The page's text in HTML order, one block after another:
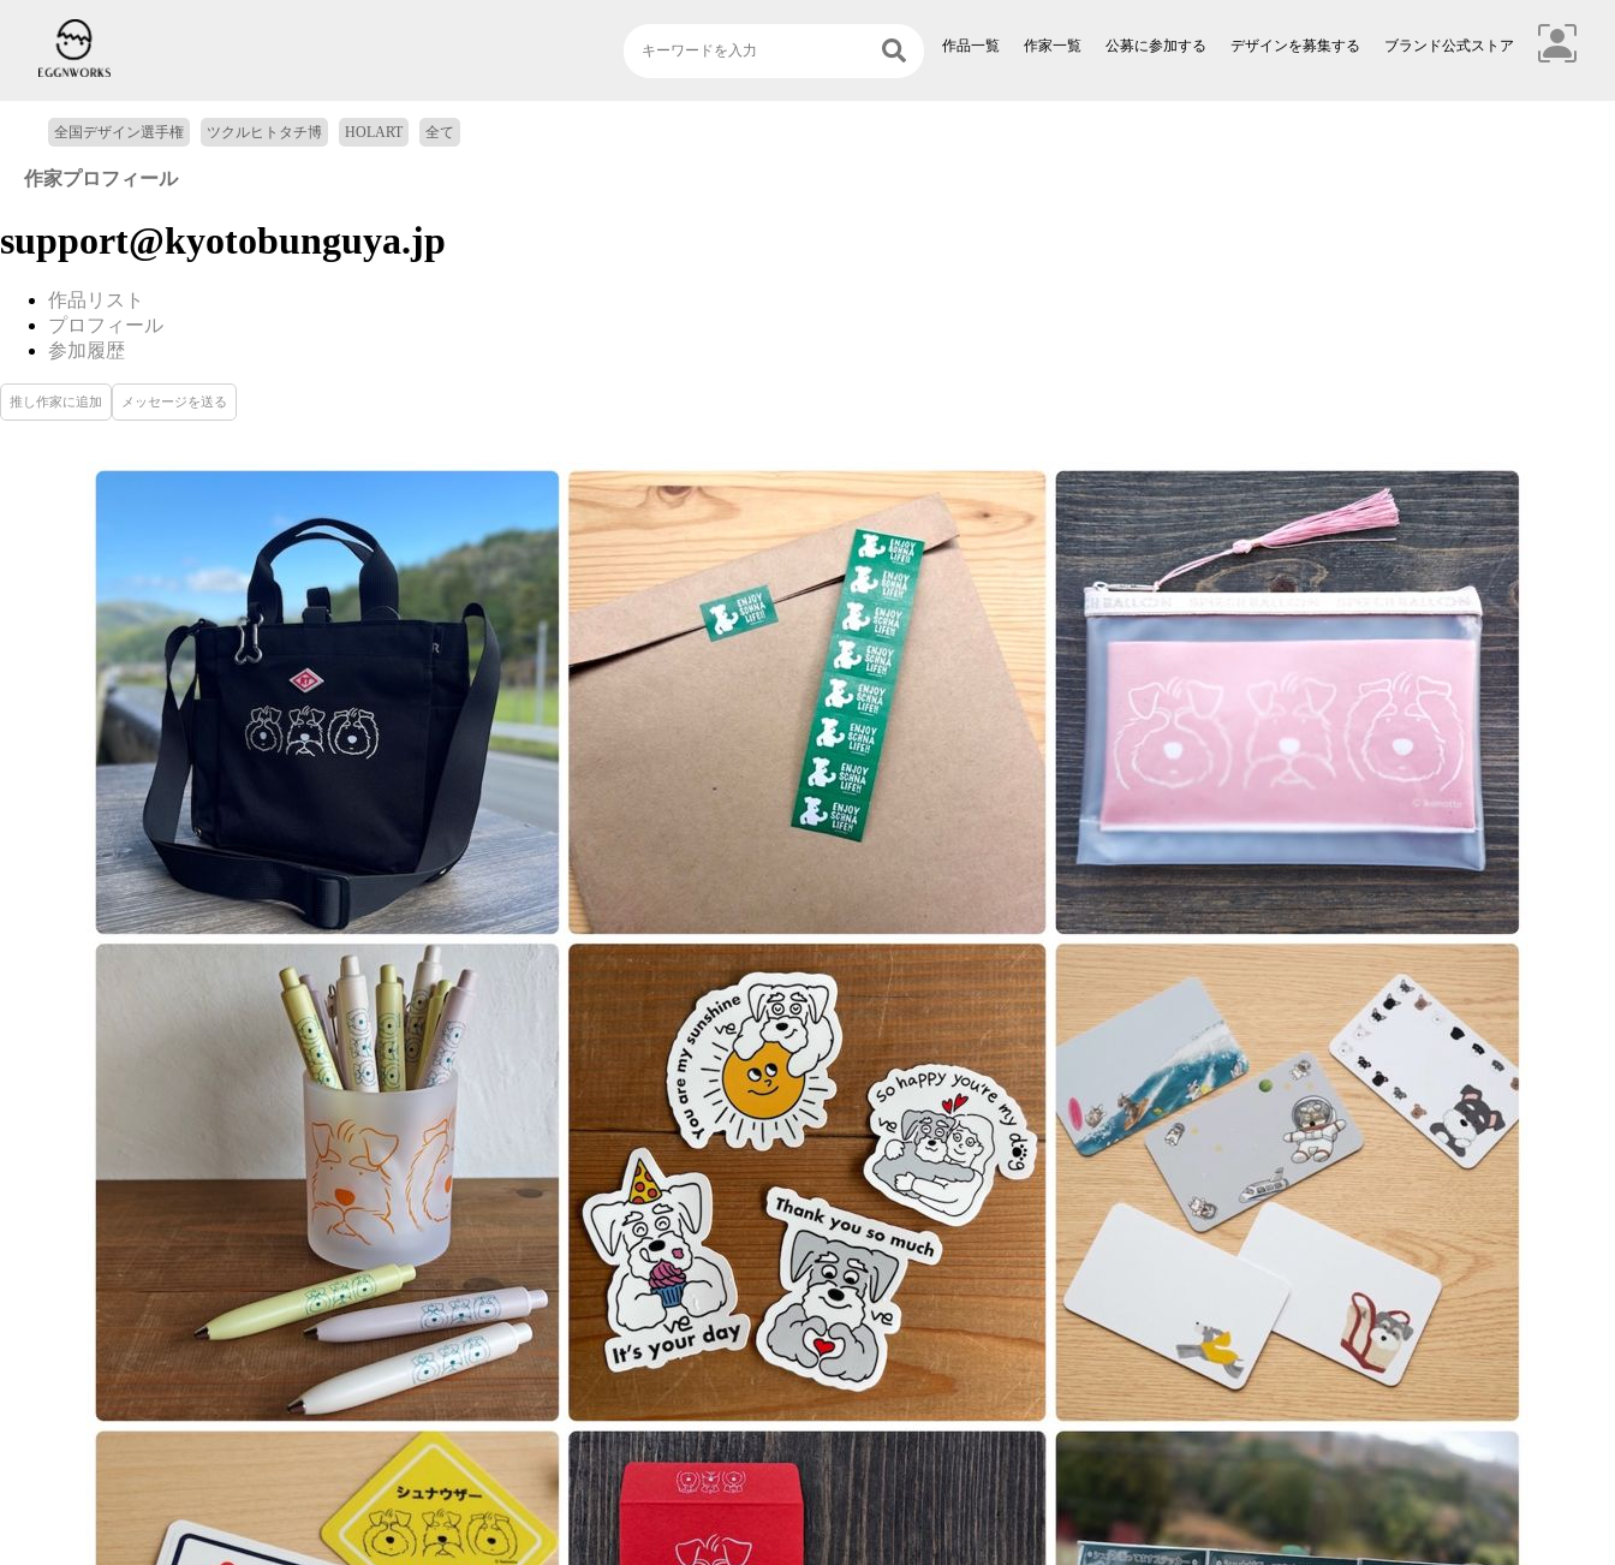
作品一覧 作家一覧 公募に参加する デザインを募集する ブランド公式ストア
全国デザイン選手権 ツクルヒトタチ博 HOLART 全て
作家プロフィール
support@kyotobunguya.jp
作品リスト
プロフィール
参加履歴
推し作家に追加 メッセージを送る